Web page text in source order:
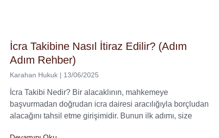
İcra Takibine Nasıl İtiraz Edilir? (Adım
Adım Rehber)
Karahan Hukuk 13/06/2025
İcra Takibi Nedir? Bir alacaklının, mahkemeye
başvurmadan doğrudan icra dairesi aracılığıyla borçludan
alacağını tahsil etme girişimidir. Bunun ilk adımı, size